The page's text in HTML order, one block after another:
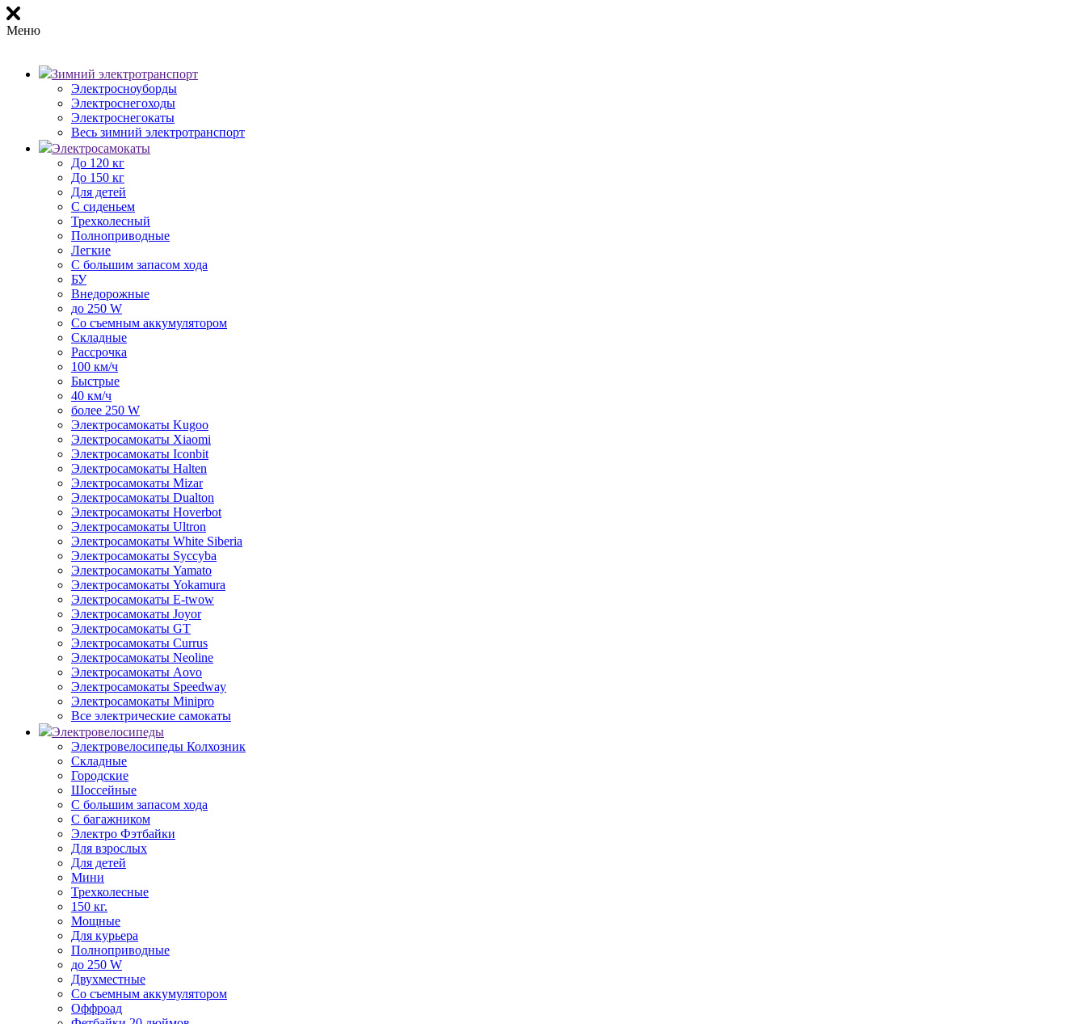
Меню
Зимний электротранспорт
Электросноуборды
Электроснегоходы
Электроснегокаты
Весь зимний электротранспорт
Электросамокаты
До 120 кг
До 150 кг
Для детей
С сиденьем
Трехколесный
Полноприводные
Легкие
С большим запасом хода
БУ
Внедорожные
до 250 W
Со съемным аккумулятором
Складные
Рассрочка
100 км/ч
Быстрые
40 км/ч
более 250 W
Электросамокаты Kugoo
Электросамокаты Xiaomi
Электросамокаты Iconbit
Электросамокаты Halten
Электросамокаты Mizar
Электросамокаты Dualton
Электросамокаты Hoverbot
Электросамокаты Ultron
Электросамокаты White Siberia
Электросамокаты Syccyba
Электросамокаты Yamato
Электросамокаты Yokamura
Электросамокаты E-twow
Электросамокаты Joyor
Электросамокаты GT
Электросамокаты Currus
Электросамокаты Neoline
Электросамокаты Aovo
Электросамокаты Speedway
Электросамокаты Minipro
Все электрические самокаты
Электровелосипеды
Электровелосипеды Колхозник
Складные
Городские
Шоссейные
С большим запасом хода
С багажником
Электро Фэтбайки
Для взрослых
Для детей
Мини
Трехколесные
150 кг.
Мощные
Для курьера
Полноприводные
до 250 W
Двухместные
Со съемным аккумулятором
Оффроад